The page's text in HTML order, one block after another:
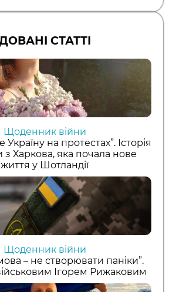
СТАТТІ
Щоденник війни
Україну на протестах”. Історія
з Харкова, яка почала нове
життя у Шотландії
Щоденник війни
– не створювати паніки”.
Ігорем Рижаковим